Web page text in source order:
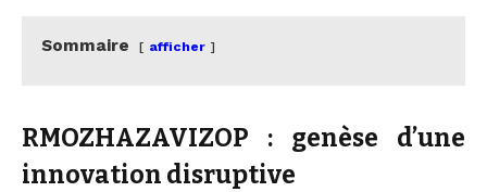
Sommaire afficher
RMOZHAZAVIZOP : genèse d’une
innovation disruptive